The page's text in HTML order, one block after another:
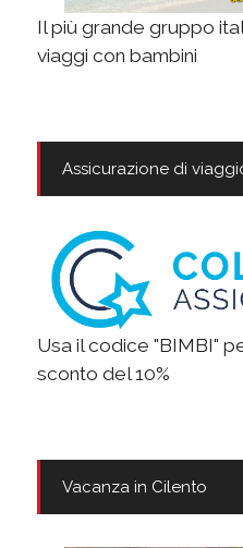
Il più grande gruppo
viaggi con bambini
Assicurazione di
Usa il codice "BIMBI"
sconto del 10%
Vacanza in Cilento